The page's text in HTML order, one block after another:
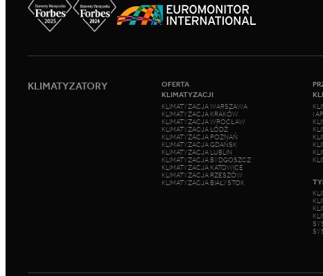
KLIMATYZATORY
OFERTA
KLIMATYZACJI
KLIMATYZACJA WARSZAWA
KLIMATYZACJA KRAKÓW
KLIMATYZACJA WROCŁAW
KLIMATYZACJA ŁÓDŹ
KLIMATYZACJA POZNAŃ
KLIMATYZACJA GDAŃSK
KLIMATYZACJA LUBLIN
KLIMATYZACJA BYDGOSZCZ
KLIMATYZACJA KATOWICE
KLIMATYZACJA RZESZÓW
KLIMATYZACJA BIAŁYSTOK
I